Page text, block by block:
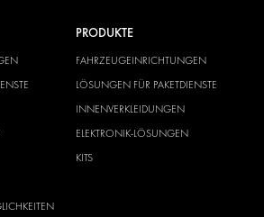
PRODUKTE
FAHRZEUGEINRICHTUNGEN
LÖSUNGEN FÜR PAKETDIENSTE
INNENVERKLEIDUNGEN
ELEKTRONIK-LÖSUNGEN
KITS